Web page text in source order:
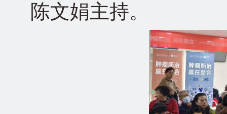
陈文娟主持。